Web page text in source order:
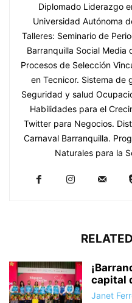
Diplomado Liderazgo
Universidad Autónoma
Talleres: Seminario de
Barranquilla Social Media
Procesos de Selección
en Tecnicor. Sistema de
Seguridad y salud
Habilidades para el
Twitter para Negocios.
Carnaval Barranquilla.
Naturales para la
capital
Janet